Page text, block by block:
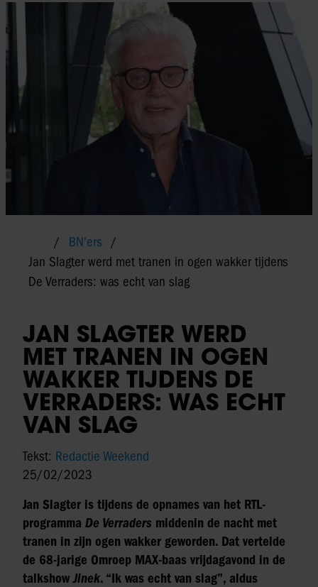
BN'ers
Jan Slagter werd met tranen in ogen wakker tijdens
De Verraders: was echt van slag
JAN SLAGTER WERD
MET TRANEN IN OGEN
WAKKER TIJDENS DE
VERRADERS: WAS ECHT
VAN SLAG
Tekst: Redactie Weekend
25/02/2023
Jan Slagter is tijdens de opnames van het RTL-
programma De Verraders middenin de nacht met
tranen in zijn ogen wakker geworden. Dat vertelde
de 68-jarige Omroep MAX-baas vrijdagavond in de
talkshowJinek. “Ik was echt van slag”, aldus